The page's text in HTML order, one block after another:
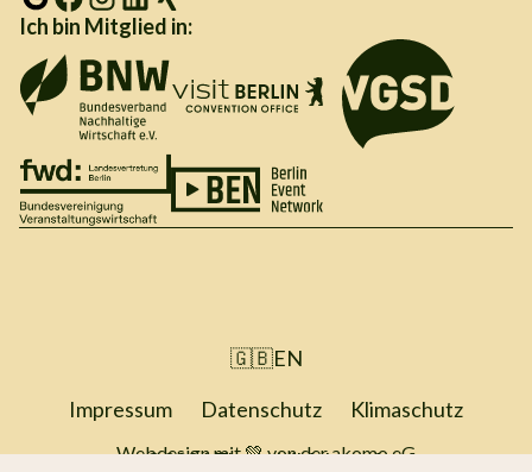
Ich bin Mitglied in:
🇬🇧EN
Impressum
Datenschutz
Klimaschutz
©2026 Thore Hildebrandt
Webdesign mit 💚 von derakomo eG